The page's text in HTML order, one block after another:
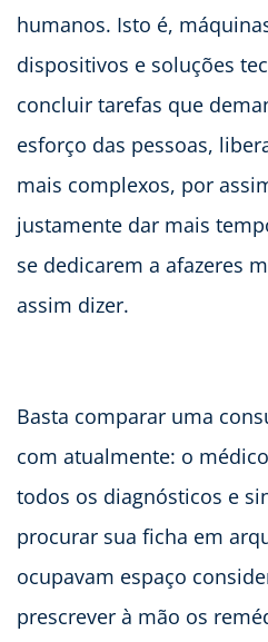
humanos. Isto é,
dispositivos e soluções
concluir tarefas que
esforço das pessoas,
mais complexos, por
justamente dar mais
se dedicarem a afazeres
assim dizer.
Basta comparar uma
com atualmente: o
todos os diagnósticos e
procurar sua ficha em
ocupavam espaço
prescrever à mão os